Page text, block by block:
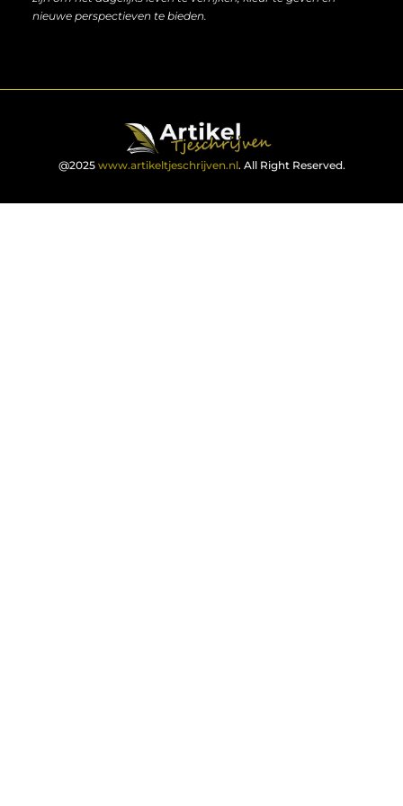
nieuwe perspectieven te bieden.
@2025 www.artikeltjeschrijven.nl. All Right Reserved.